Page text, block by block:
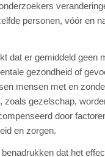
personen, vóór en
dat er gemiddeld geen
gezondheid of
mensen met en
zoals gezelschap,
door
en zorgen.
dat het